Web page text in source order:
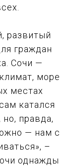
развитый
граждан
Сочи —
море
местах
катался
правда,
— нам с
–
однажды